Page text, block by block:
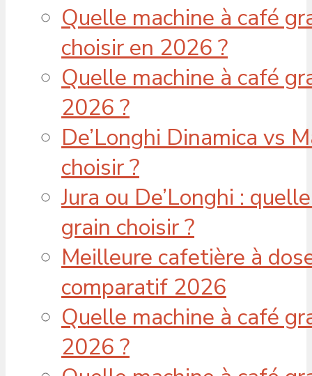
Quelle machine à café
choisir en 2026 ?
Quelle machine à café
2026 ?
De’Longhi Dinamica vs
choisir ?
Jura ou De’Longhi :
grain choisir ?
Meilleure cafetière à
comparatif 2026
Quelle machine à café
2026 ?